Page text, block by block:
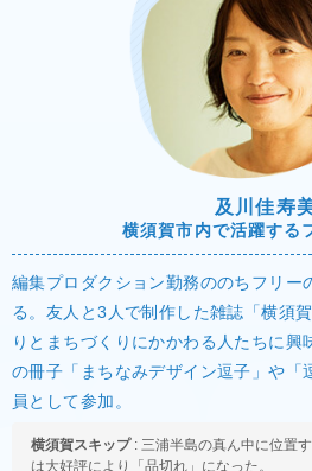
及川佳寿
横須賀市内で活躍する
編集プロダクション勤務ののちフリー
る。友人と3人で制作した雑誌「横須
りとまちづくりにかかわる人たちに興
の冊子「まちなみデザイン逗子」や「
員として参加。
横須賀スキップ: 三浦半島の真ん中に位置
は大好評により「品切れ」になった。